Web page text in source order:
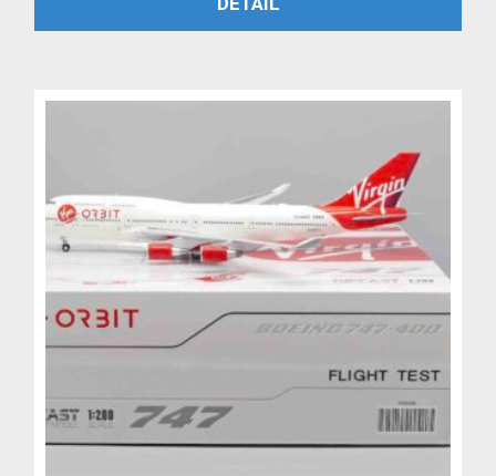
byla: